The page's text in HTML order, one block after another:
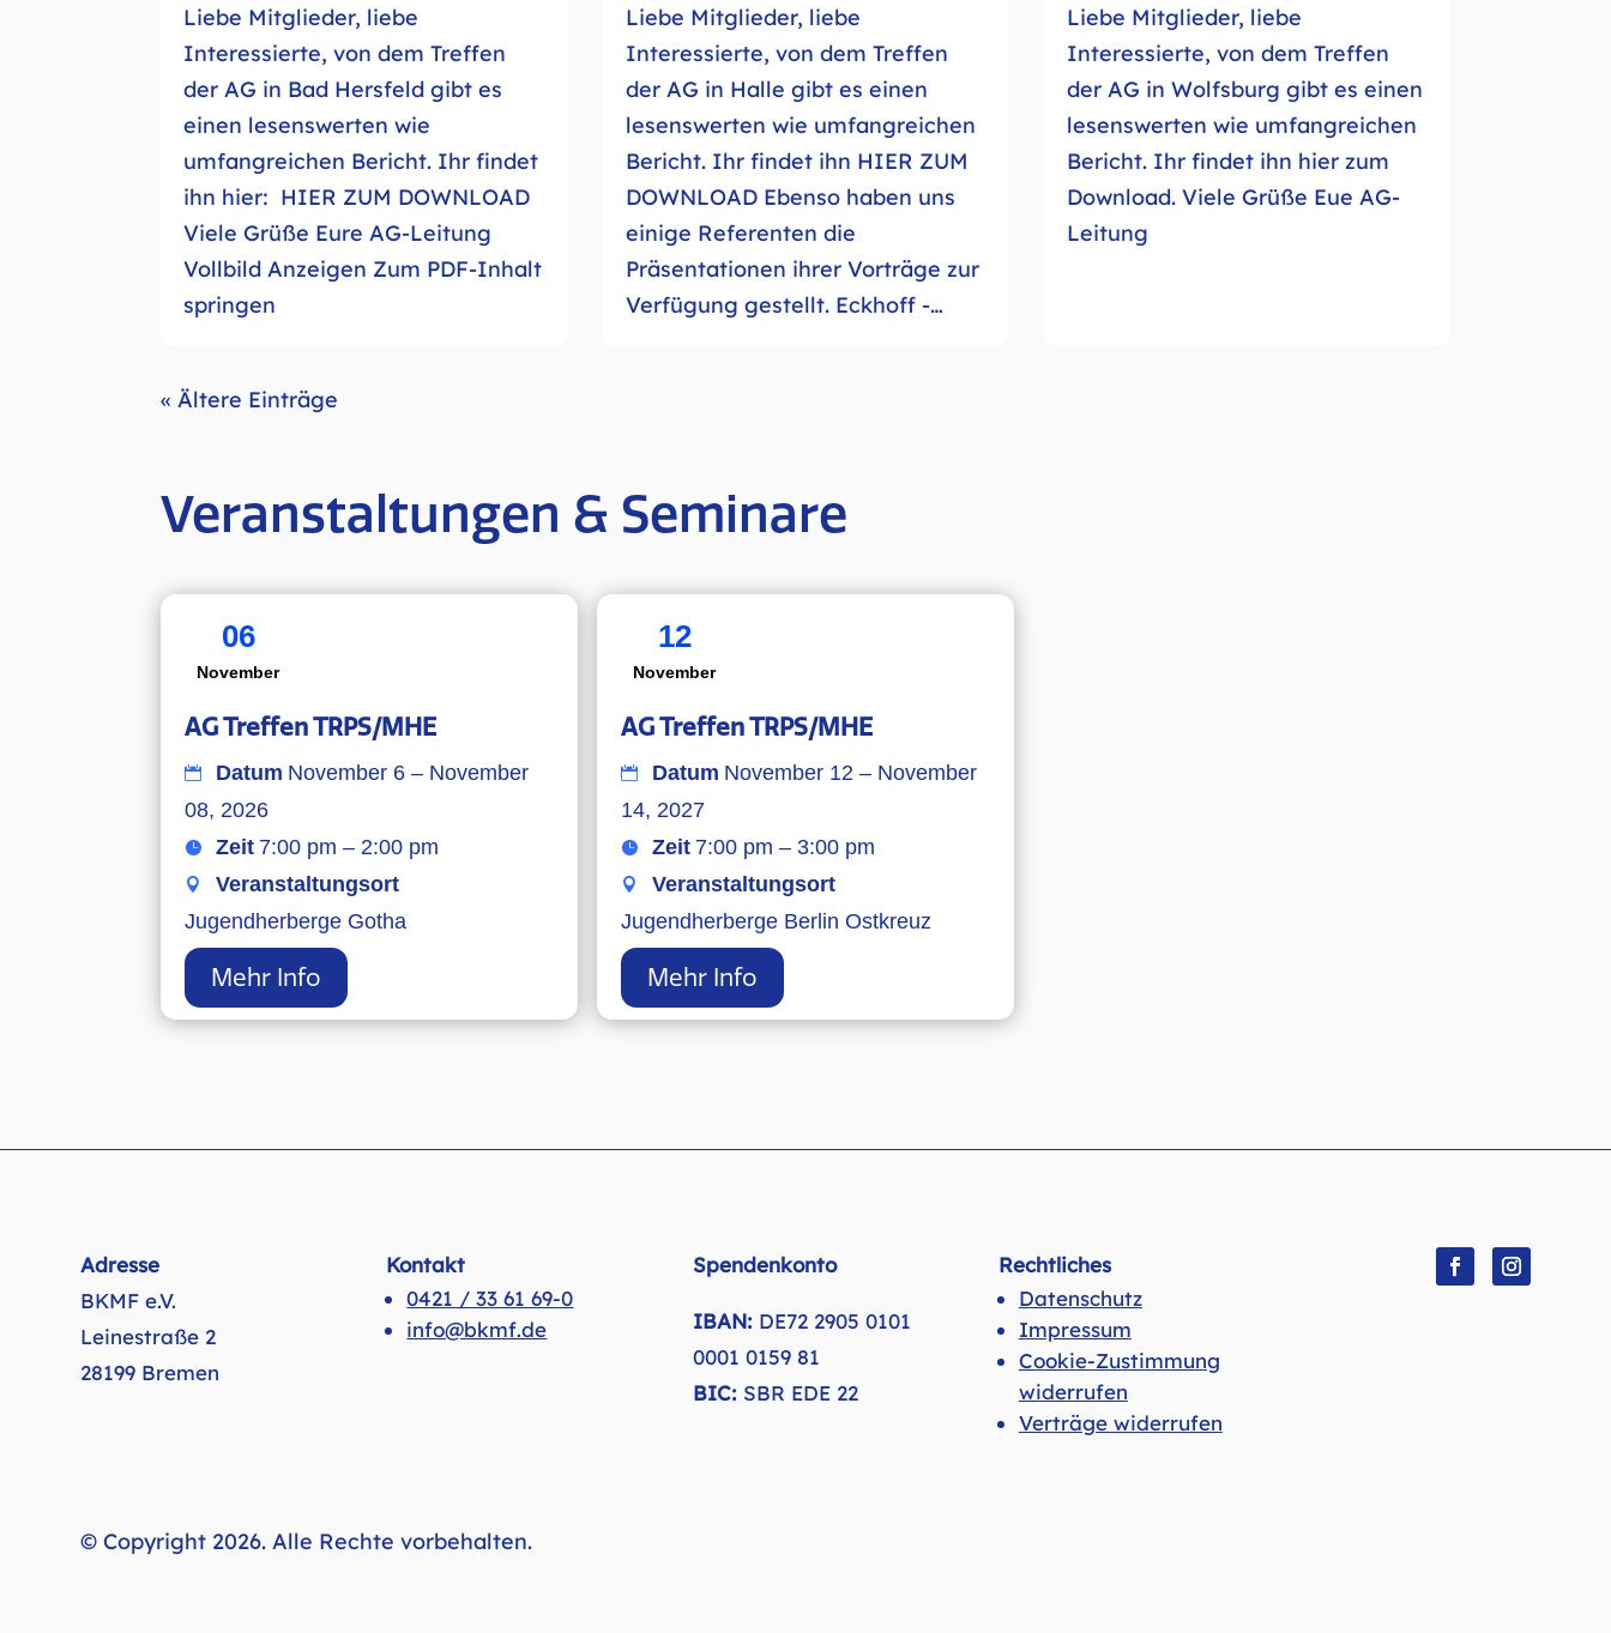
Liebe Mitglieder, liebe
Interessierte, von dem Treffen
der AG in Bad Hersfeld gibt es
einen lesenswerten wie
umfangreichen Bericht. Ihr findet
ihn hier: HIER ZUM DOWNLOAD
Viele Grüße Eure AG-Leitung
Vollbild Anzeigen Zum PDF-Inhalt
springen
Liebe Mitglieder, liebe
Interessierte, von dem Treffen
der AG in Halle gibt es einen
lesenswerten wie umfangreichen
Bericht. Ihr findet ihn HIER ZUM
DOWNLOAD Ebenso haben uns
einige Referenten die
Präsentationen ihrer Vorträge zur
Verfügung gestellt. Eckhoff -…
Liebe Mitglieder, liebe
Interessierte, von dem Treffen
der AG in Wolfsburg gibt es einen
lesenswerten wie umfangreichen
Bericht. Ihr findet ihn hier zum
Download. Viele Grüße Eue AG-
Leitung
« Ältere Einträge
Veranstaltungen & Seminare
06
November
AG Treffen TRPS/MHE
Datum November 6 – November
08, 2026
Zeit 7:00 pm – 2:00 pm
Veranstaltungsort
Jugendherberge Gotha
Mehr Info
12
November
AG Treffen TRPS/MHE
Datum November 12 – November
14, 2027
Zeit 7:00 pm – 3:00 pm
Veranstaltungsort
Jugendherberge Berlin Ostkreuz
Mehr Info
Adresse
BKMF e.V.
Leinestraße 2
28199 Bremen
Kontakt
0421 / 33 61 69-0
info@bkmf.de
Spendenkonto
IBAN: DE72 2905 0101
0001 0159 81
BIC: SBR EDE 22
Rechtliches
Datenschutz
Impressum
Cookie-Zustimmung
widerrufen
Verträge widerrufen
© Copyright 2026. Alle Rechte vorbehalten.